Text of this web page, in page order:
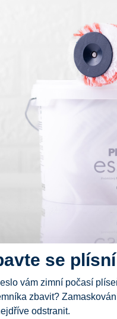
se plísní
vám zimní počasí
zbavit?
odstranit.